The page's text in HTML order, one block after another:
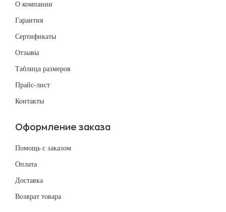
О компании
Гарантия
Сертификаты
Отзывы
Таблица размеров
Прайс-лист
Контакты
Оформление заказа
Помощь с заказом
Оплата
Доставка
Возврат товара